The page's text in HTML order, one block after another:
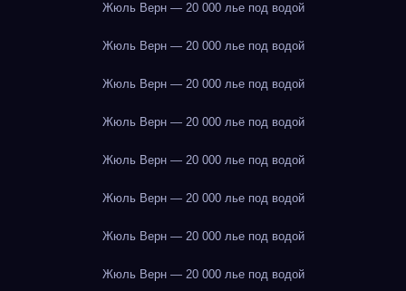
Жюль Верн — 20 000 лье под водой
Жюль Верн — 20 000 лье под водой
Жюль Верн — 20 000 лье под водой
Жюль Верн — 20 000 лье под водой
Жюль Верн — 20 000 лье под водой
Жюль Верн — 20 000 лье под водой
Жюль Верн — 20 000 лье под водой
Жюль Верн — 20 000 лье под водой